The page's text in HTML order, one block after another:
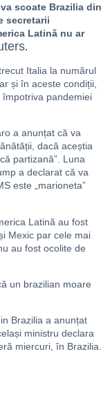
scoate Brazilia din
secretarii
Latină nu ar
.
Italia la numărul
și în aceste condiții,
pandemiei
a anunțat că va
dacă aceștia
partizană”. Luna
a declarat că va
este „marioneta”
Latină au fost
Mexic par cele mai
au fost ocolite de
un brazilian moare
Brazilia a anunțat
ministru declara
miercuri, în Brazilia.